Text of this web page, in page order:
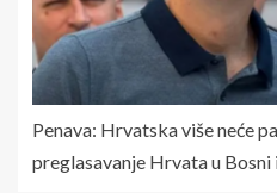
Penava: Hrvatska više neće
preglasavanje Hrvata u